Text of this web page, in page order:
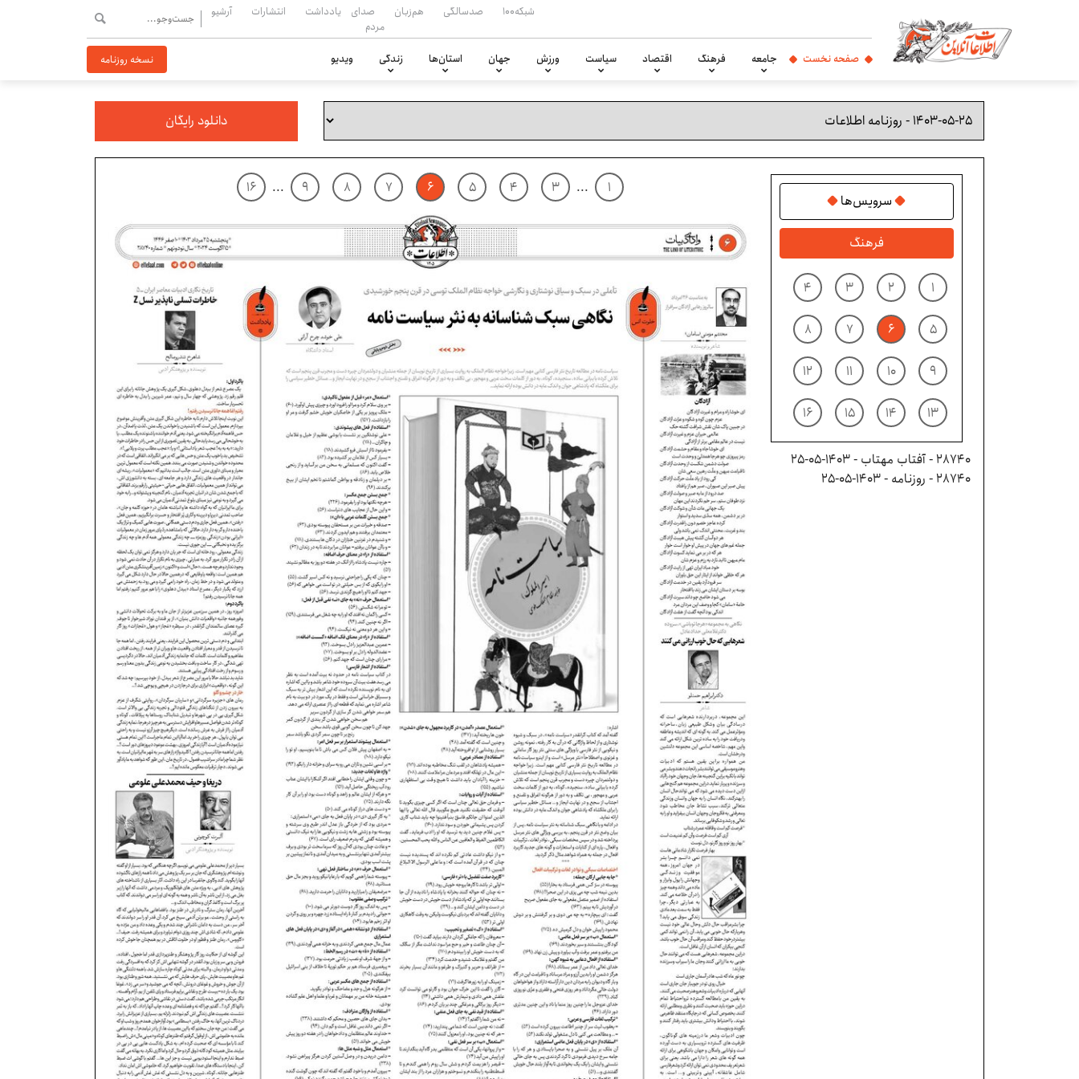
شبکه۱۰۰ صدسالگی هم‌زبان
صدای
مردم
یادداشت انتشارات آرشیو
صفحه نخست جامعه فرهنگ اقتصاد سیاست ورزش جهان استان‌ها زندگی ویدیو نسخه روزنامه
دانلود رایگان
سرویس‌ها
فرهنگ
۱ ۲ ۳ ۴
۵ ۶ ۷ ۸
۹ ۱۰ ۱۱ ۱۲
۱۳ ۱۴ ۱۵ ۱۶
28740 - آفتاب مهتاب - ۱۴۰۳-۰۵-۲۵
28740 - روزنامه - ۱۴۰۳-۰۵-۲۵
۱ ... ۳ ۴ ۵ ۶ ۷ ۸ ۹ ... ۱۶